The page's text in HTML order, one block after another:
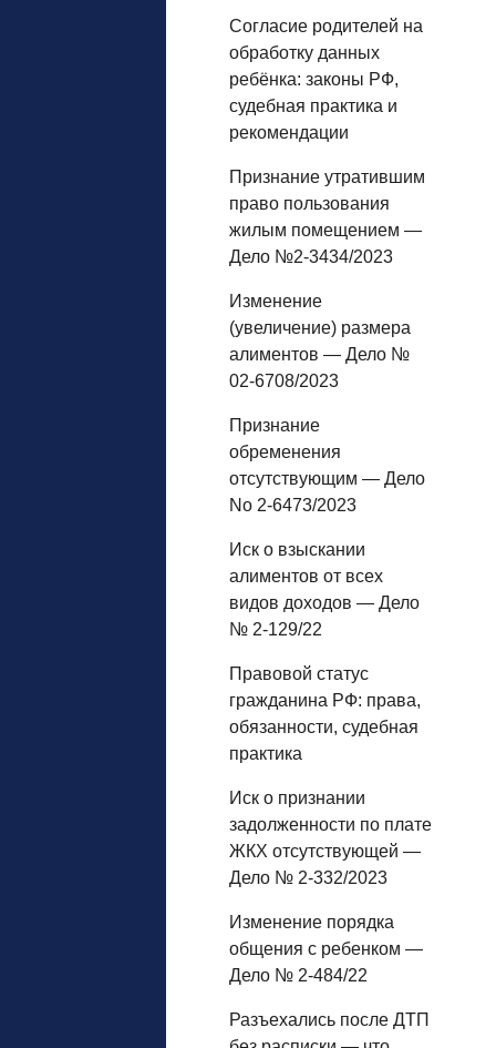
Согласие родителей на
обработку данных
ребёнка: законы РФ,
судебная практика и
рекомендации
Признание утратившим
право пользования
жилым помещением —
Дело №2-3434/2023
Изменение
(увеличение) размера
алиментов — Дело №
02-6708/2023
Признание
обременения
отсутствующим — Дело
No 2-6473/2023
Иск о взыскании
алиментов от всех
видов доходов — Дело
№ 2-129/22
Правовой статус
гражданина РФ: права,
обязанности, судебная
практика
Иск о признании
задолженности по плате
ЖКХ отсутствующей —
Дело № 2-332/2023
Изменение порядка
общения с ребенком —
Дело № 2-484/22
Разъехались после ДТП